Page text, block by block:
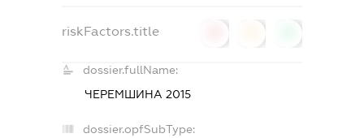
riskFactors.title
dossier.fullName:
ЧЕРЕМШИНА 2015
dossier.opfSubType: